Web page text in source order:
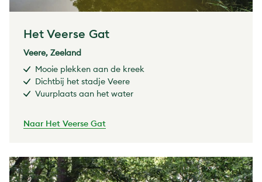
Het Veerse Gat
Veere, Zeeland
Mooie plekken aan de kreek
Dichtbij het stadje Veere
Vuurplaats aan het water
Naar Het Veerse Gat